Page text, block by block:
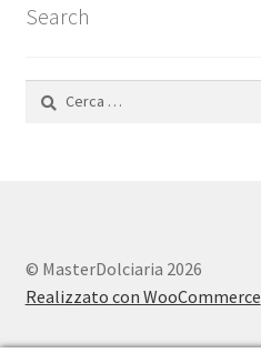
Search
© MasterDolciaria 2026
Realizzato con WooCommerce